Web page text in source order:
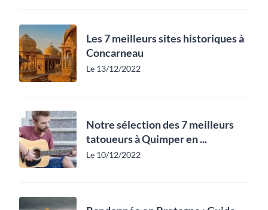
Les 7 meilleurs sites historiques à
Concarneau
Le 13/12/2022
Notre sélection des 7 meilleurs
tatoueurs à Quimper en ...
Le 10/12/2022